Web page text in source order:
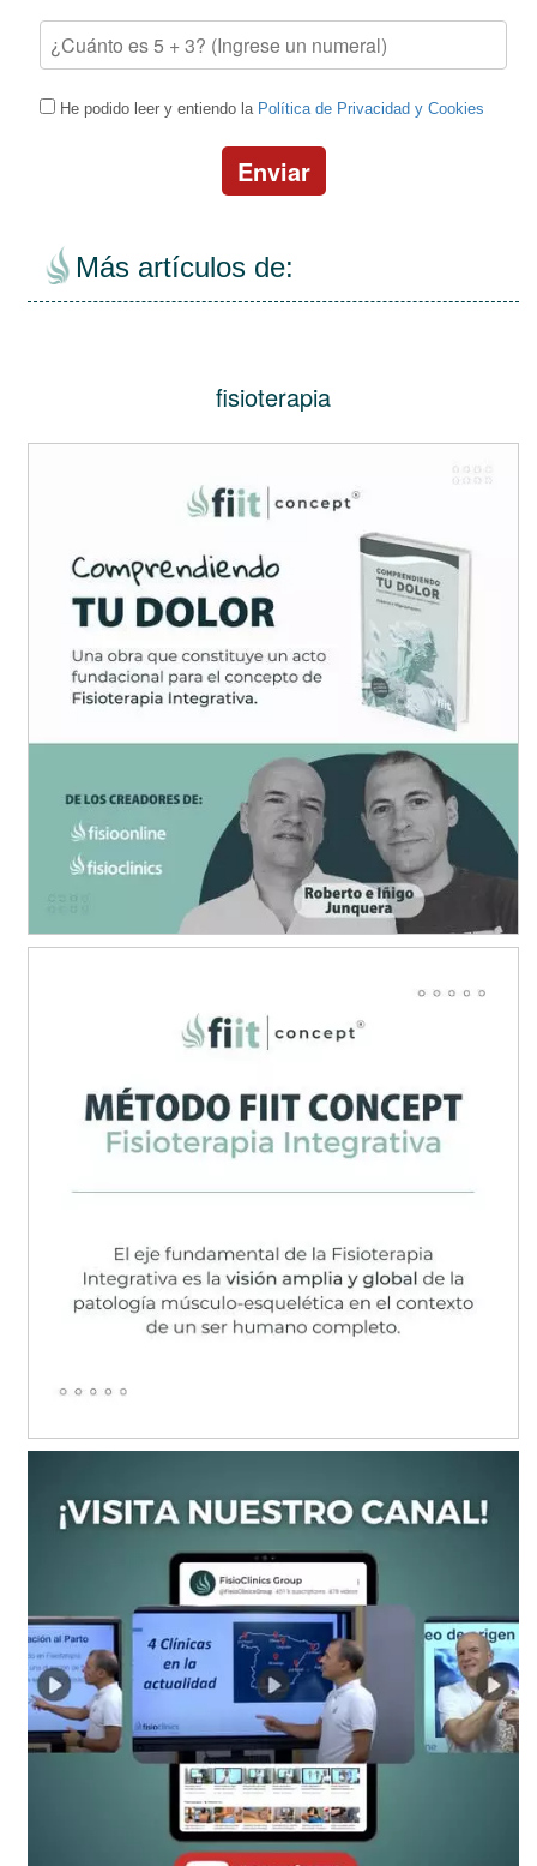
He podido leer y entiendo la Política de Privacidad y Cookies
Enviar
Más artículos de:
fisioterapia